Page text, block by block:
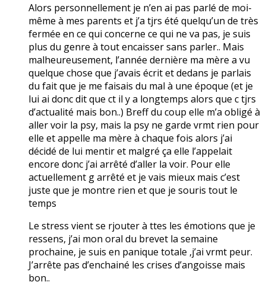
Alors personnellement je n’en ai pas parlé de moi-
même à mes parents et j’a tjrs été quelqu’un de très
fermée en ce qui concerne ce qui ne va pas, je suis
plus du genre à tout encaisser sans parler.. Mais
malheureusement, l’année dernière ma mère a vu
quelque chose que j’avais écrit et dedans je parlais
du fait que je me faisais du mal à une époque (et je
lui ai donc dit que ct il y a longtemps alors que c tjrs
d’actualité mais bon..) Breff du coup elle m’a obligé à
aller voir la psy, mais la psy ne garde vrmt rien pour
elle et appelle ma mère à chaque fois alors j’ai
décidé de lui mentir et malgré ça elle l’appelait
encore donc j’ai arrêté d’aller la voir. Pour elle
actuellement g arrêté et je vais mieux mais c’est
juste que je montre rien et que je souris tout le
temps
Le stress vient se rjouter à ttes les émotions que je
ressens, j’ai mon oral du brevet la semaine
prochaine, je suis en panique totale ,j’ai vrmt peur.
J’arrête pas d’enchainé les crises d’angoisse mais
bon..